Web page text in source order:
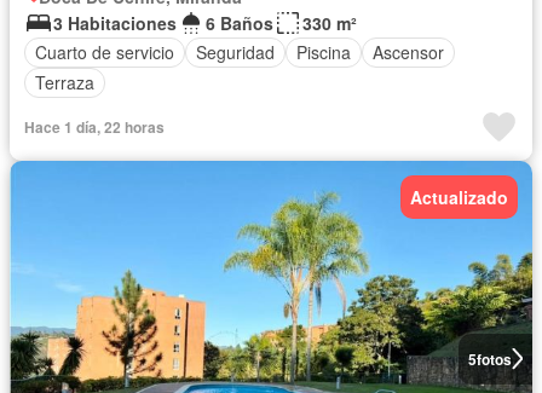
3 Habitaciones
6 Baños
330 m²
Cuarto de servicio
Seguridad Piscina
Ascensor
Terraza
Hace 1 día, 22 horas
5fotos
Actualizado